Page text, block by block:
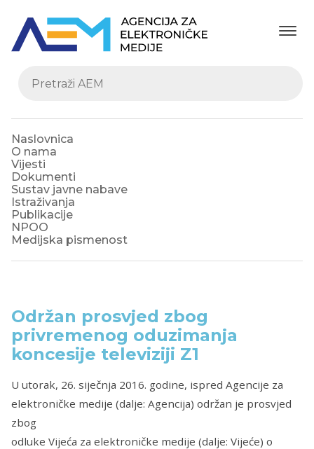
Naslovnica
O nama
Vijesti
Dokumenti
Sustav javne nabave
Istraživanja
Publikacije
NPOO
Medijska pismenost
Održan prosvjed zbog
privremenog oduzimanja
koncesije televiziji Z1
U utorak, 26. siječnja 2016. godine, ispred Agencije za
elektroničke medije (dalje: Agencija) održan je prosvjed
zbog
odluke Vijeća za elektroničke medije (dalje: Vijeće) o